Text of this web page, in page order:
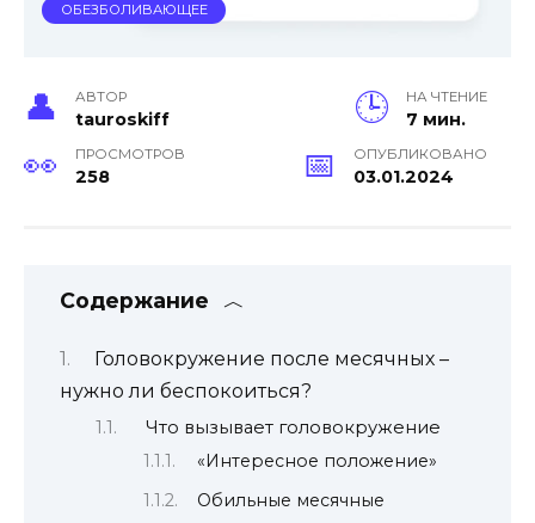
ОБЕЗБОЛИВАЮЩЕЕ
АВТОР
tauroskiff
НА ЧТЕНИЕ
7 мин.
ПРОСМОТРОВ
258
ОПУБЛИКОВАНО
03.01.2024
Содержание
Головокружение после месячных –
нужно ли беспокоиться?
Что вызывает головокружение
«Интересное положение»
Обильные месячные